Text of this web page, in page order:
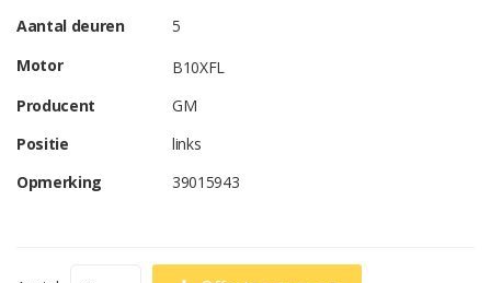
Aantal deuren
5
Motor
B10XFL
Producent
GM
Positie
links
Opmerking
39015943